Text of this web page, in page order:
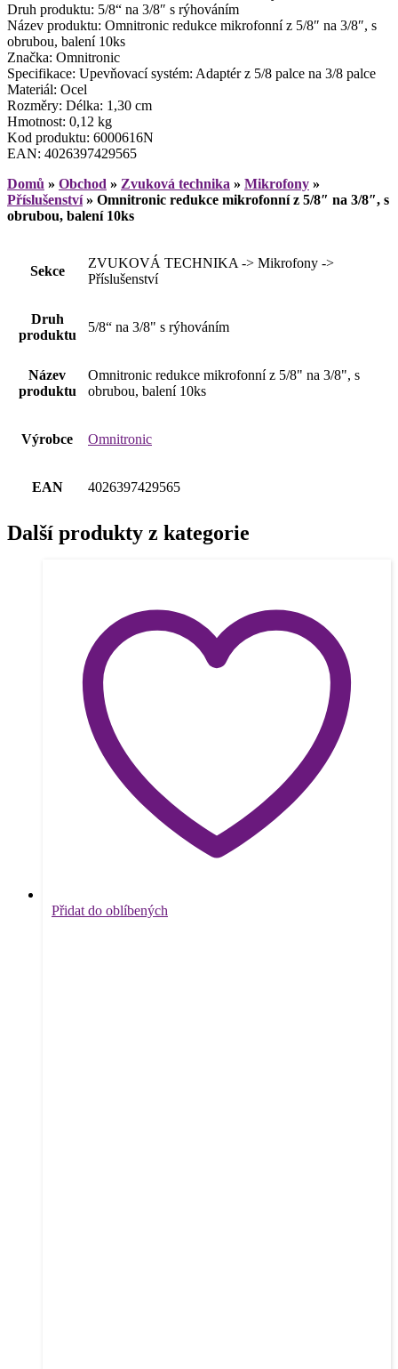
Druh produktu: 5/8“ na 3/8″ s rýhováním
Název produktu: Omnitronic redukce mikrofonní z 5/8″ na 3/8″, s
obrubou, balení 10ks
Značka: Omnitronic
Specifikace: Upevňovací systém: Adaptér z 5/8 palce na 3/8 palce
Materiál: Ocel
Rozměry: Délka: 1,30 cm
Hmotnost: 0,12 kg
Kod produktu: 6000616N
EAN: 4026397429565
Domů » Obchod » Zvuková technika » Mikrofony »
Příslušenství» Omnitronic redukce mikrofonní z 5/8″ na 3/8″, s
obrubou, balení 10ks
Sekce
ZVUKOVÁ TECHNIKA -> Mikrofony ->
Příslušenství
Druh
produktu
5/8“ na 3/8" s rýhováním
Název
produktu
Omnitronic redukce mikrofonní z 5/8" na 3/8", s
obrubou, balení 10ks
Výrobce Omnitronic
EAN 4026397429565
Další produkty z kategorie
Přidat do oblíbených